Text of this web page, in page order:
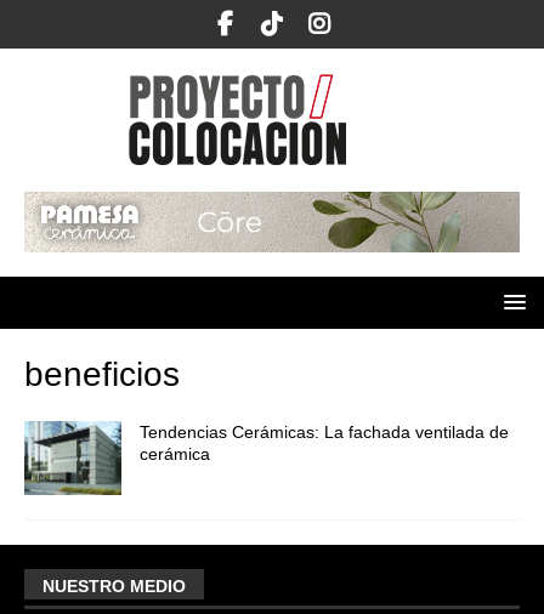
beneficios
Tendencias Cerámicas: La fachada ventilada de
cerámica
NUESTRO MEDIO